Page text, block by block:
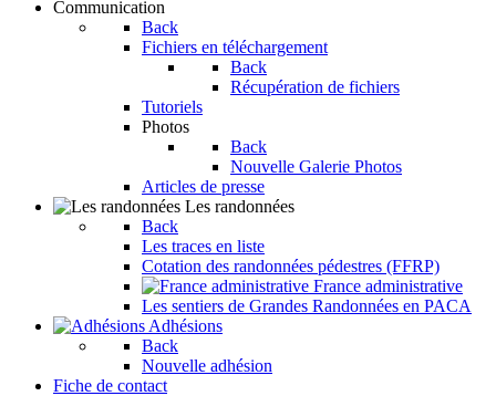
Communication
Back
Fichiers en téléchargement
Back
Récupération de fichiers
Tutoriels
Photos
Back
Nouvelle Galerie Photos
Articles de presse
Les randonnées
Back
Les traces en liste
Cotation des randonnées pédestres (FFRP)
France administrative
Les sentiers de Grandes Randonnées en PACA
Adhésions
Back
Nouvelle adhésion
Fiche de contact